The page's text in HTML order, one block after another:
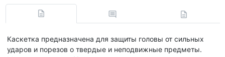
Каскетка предназначена для защиты головы от сильных
ударов и порезов о твердые и неподвижные предметы.